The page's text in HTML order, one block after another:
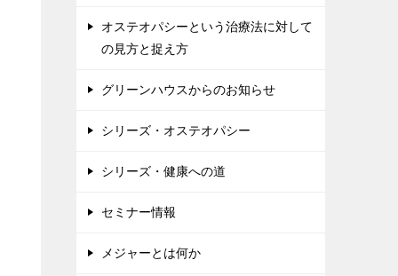
オステオパシーという治療法に対して
の見方と捉え方
グリーンハウスからのお知らせ
シリーズ・オステオパシー
シリーズ・健康への道
セミナー情報
メジャーとは何か